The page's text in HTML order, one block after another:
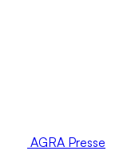
AGRA Presse